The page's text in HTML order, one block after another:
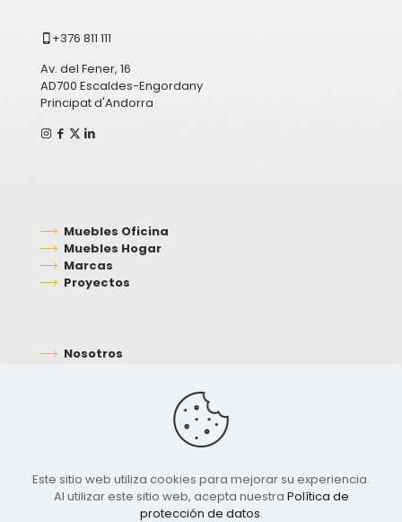
+376 811 111
Av. del Fener, 16
AD700 Escaldes-Engordany
Principat d'Andorra
Muebles Oficina
Muebles Hogar
Marcas
Proyectos
Nosotros
Este sitio web utiliza cookies para mejorar su experiencia.
Al utilizar este sitio web, acepta nuestra Política de
protección de datos.